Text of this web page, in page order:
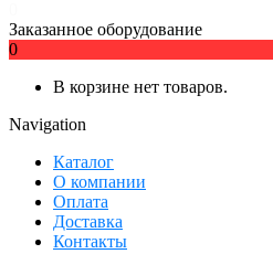
Заказанное оборудование
0
В корзине нет товаров.
Navigation
Каталог
О компании
Оплата
Доставка
Контакты